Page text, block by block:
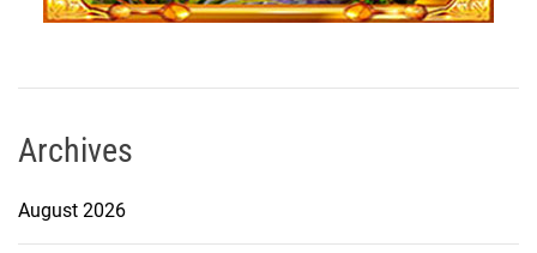
Archives
August 2026